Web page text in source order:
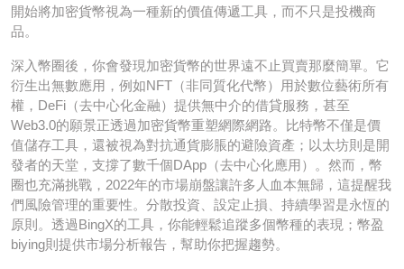
開始將加密貨幣視為一種新的價值傳遞工具，而不只是投機商
品。
深入幣圈後，你會發現加密貨幣的世界遠不止買賣那麼簡單。它
衍生出無數應用，例如NFT（非同質化代幣）用於數位藝術所有
權，DeFi（去中心化金融）提供無中介的借貸服務，甚至
Web3.0的願景正透過加密貨幣重塑網際網路。比特幣不僅是價
值儲存工具，還被視為對抗通貨膨脹的避險資產；以太坊則是開
發者的天堂，支撐了數千個DApp（去中心化應用）。然而，幣
圈也充滿挑戰，2022年的市場崩盤讓許多人血本無歸，這提醒我
們風險管理的重要性。分散投資、設定止損、持續學習是永恆的
原則。透過BingX的工具，你能輕鬆追蹤多個幣種的表現；幣盈
biying則提供市場分析報告，幫助你把握趨勢。